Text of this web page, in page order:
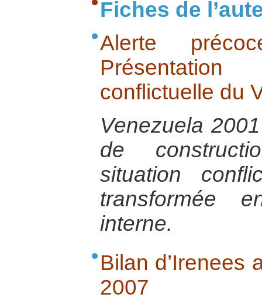
Fiches de
Alerte
conflictuelle du
Venezuela
de
situation
transformée
interne.
Bilan d’Irenees
2007